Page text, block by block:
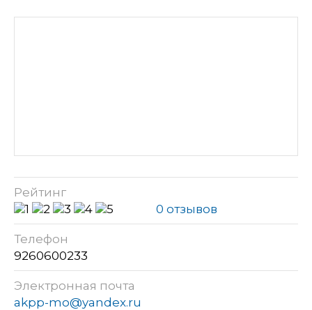
Рейтинг
0 отзывов
Телефон
9260600233
Электронная почта
akpp-mo@yandex.ru